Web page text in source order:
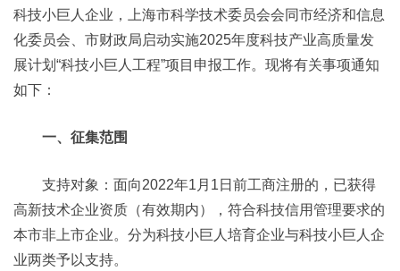
科技小巨人企业，上海市科学技术委员会会同市经济和信息
化委员会、市财政局启动实施2025年度科技产业高质量发
展计划“科技小巨人工程”项目申报工作。现将有关事项通知
如下：
一、征集范围
支持对象：面向2022年1月1日前工商注册的，已获得
高新技术企业资质（有效期内），符合科技信用管理要求的
本市非上市企业。分为科技小巨人培育企业与科技小巨人企
业两类予以支持。